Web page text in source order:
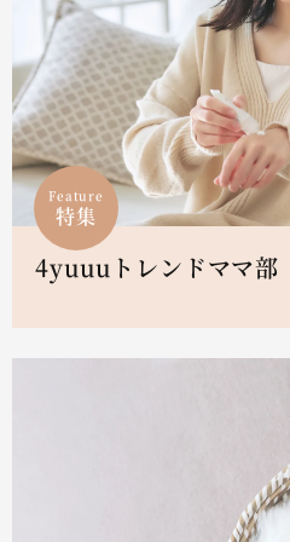
Feature
特集
4yuuuトレンドママ部